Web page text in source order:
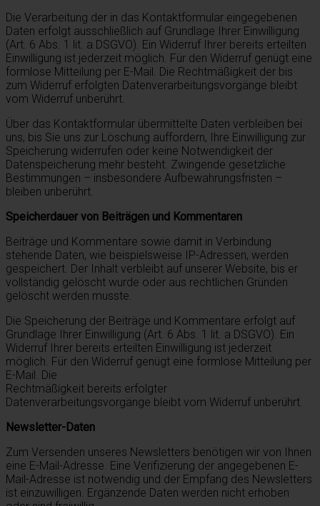
Die Verarbeitung der in das Kontaktformular eingegebenen
Daten erfolgt ausschließlich auf Grundlage Ihrer Einwilligung
(Art. 6 Abs. 1 lit. a DSGVO). Ein Widerruf Ihrer bereits erteilten
Einwilligung ist jederzeit möglich. Für den Widerruf genügt eine
formlose Mitteilung per E-Mail. Die Rechtmäßigkeit der bis
zum Widerruf erfolgten Datenverarbeitungsvorgänge bleibt
vom Widerruf unberührt.
Über das Kontaktformular übermittelte Daten verbleiben bei
uns, bis Sie uns zur Löschung auffordern, Ihre Einwilligung zur
Speicherung widerrufen oder keine Notwendigkeit der
Datenspeicherung mehr besteht. Zwingende gesetzliche
Bestimmungen – insbesondere Aufbewahrungsfristen –
bleiben unberührt.
Speicherdauer von Beiträgen und Kommentaren
Beiträge und Kommentare sowie damit in Verbindung
stehende Daten, wie beispielsweise IP-Adressen, werden
gespeichert. Der Inhalt verbleibt auf unserer Website, bis er
vollständig gelöscht wurde oder aus rechtlichen Gründen
gelöscht werden musste.
Die Speicherung der Beiträge und Kommentare erfolgt auf
Grundlage Ihrer Einwilligung (Art. 6 Abs. 1 lit. a DSGVO). Ein
Widerruf Ihrer bereits erteilten Einwilligung ist jederzeit
möglich. Für den Widerruf genügt eine formlose Mitteilung per
E-Mail. Die
Rechtmäßigkeit bereits erfolgter
Datenverarbeitungsvorgänge bleibt vom Widerruf unberührt.
Newsletter-Daten
Zum Versenden unseres Newsletters benötigen wir von Ihnen
eine E-Mail-Adresse. Eine Verifizierung der angegebenen E-
Mail-Adresse ist notwendig und der Empfang des Newsletters
ist einzuwilligen. Ergänzende Daten werden nicht erhoben